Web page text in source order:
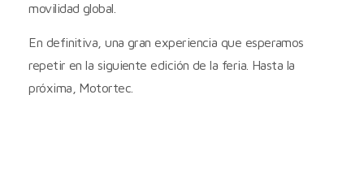
movilidad global.
En definitiva, una gran experiencia que esperamos
repetir en la siguiente edición de la feria. Hasta la
próxima, Motortec.